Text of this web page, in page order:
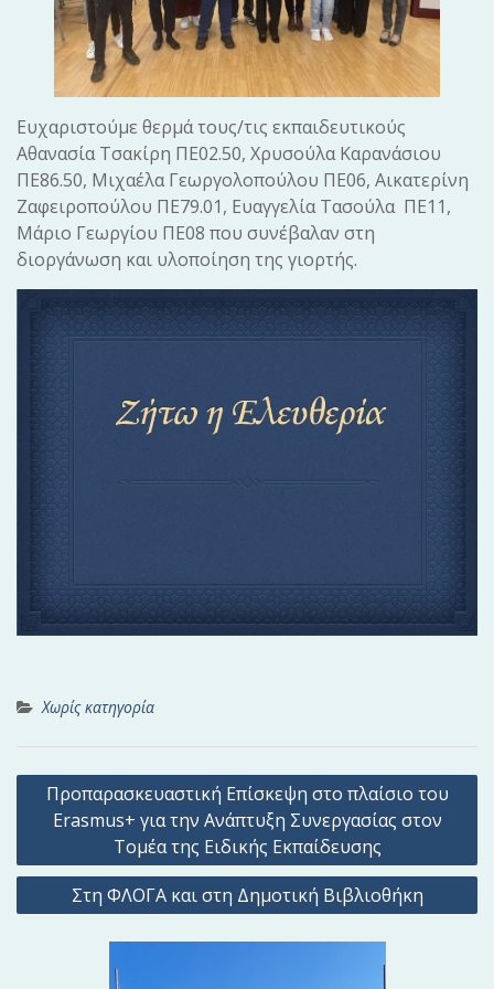
Ευχαριστούμε θερμά τους/τις εκπαιδευτικούς
Αθανασία Τσακίρη ΠΕ02.50, Χρυσούλα Καρανάσιου
ΠΕ86.50, Μιχαέλα Γεωργολοπούλου ΠΕ06, Αικατερίνη
Ζαφειροπούλου ΠΕ79.01, Ευαγγελία Τασούλα ΠΕ11,
Μάριο Γεωργίου ΠΕ08 που συνέβαλαν στη
διοργάνωση και υλοποίηση της γιορτής.
Χωρίς κατηγορία
Π
ή
γ
Προπαρασκευαστική Επίσκεψη στο πλαίσιο του
Erasmus+ για την Ανάπτυξη Συνεργασίας στον
Τομέα της Ειδικής Εκπαίδευσης
Στη ΦΛΟΓΑ και στη Δημοτική Βιβλιοθήκη